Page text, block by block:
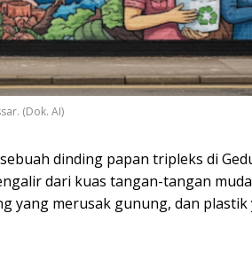
(Dok. AI)
dinding papan tripleks di
dari kuas tangan-tangan
yang merusak gunung, dan plastik